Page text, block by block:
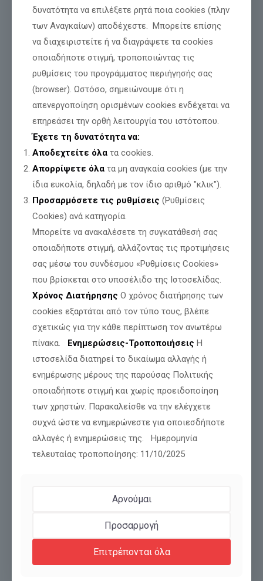
Η ΕΛΛΑΔΑ ΚΑΙΓΕΤΑΙ. Η ΩΡΑ ΤΗΣ ΠΟΛΙΤΙΚΗΣ
ΕΥΘΥΝΗΣ ΕΧΕΙ ΦΤΑΣΕΙ.
Διαβάστε περισσότερα
Αναμένεται η απόφαση για την χορήγηση
δυνατότητα να επιλέξετε ρητά ποια cookies (πλην
των Αναγκαίων) αποδέχεστε. Μπορείτε επίσης
να διαχειριστείτε ή να διαγράψετε τα cookies
οποιαδήποτε στιγμή, τροποποιώντας τις
ρυθμίσεις του προγράμματος περιήγησής σας
(browser). Ωστόσο, σημειώνουμε ότι η
απενεργοποίηση ορισμένων cookies ενδέχεται να
επηρεάσει την ορθή λειτουργία του ιστότοπου.
Έχετε τη δυνατότητα να:
Αποδεχτείτε όλα τα cookies.
Απορρίψετε όλα τα μη αναγκαία cookies (με την
ίδια ευκολία, δηλαδή με τον ίδιο αριθμό "κλικ").
Προσαρμόσετε τις ρυθμίσεις (Ρυθμίσεις
Cookies) ανά κατηγορία.
Μπορείτε να ανακαλέσετε τη συγκατάθεσή σας
οποιαδήποτε στιγμή, αλλάζοντας τις προτιμήσεις
σας μέσω του συνδέσμου «Ρυθμίσεις Cookies»
που βρίσκεται στο υποσέλιδο της Ιστοσελίδας.
Χρόνος Διατήρησης Ο χρόνος διατήρησης των
cookies εξαρτάται από τον τύπο τους, βλέπε
σχετικώς για την κάθε περίπτωση τον ανωτέρω
πίνακα. Ενημερώσεις-Τροποποιήσεις Η
ιστοσελίδα διατηρεί το δικαίωμα αλλαγής ή
ενημέρωσης μέρους της παρούσας Πολιτικής
οποιαδήποτε στιγμή και χωρίς προειδοποίηση
των χρηστών. Παρακαλείσθε να την ελέγχετε
συχνά ώστε να ενημερώνεστε για οποιεσδήποτε
αλλαγές ή ενημερώσεις της. Ημερομηνία
τελευταίας τροποποίησης: 11/10/2025
Αρνούμαι
Προσαρμογή
Επιτρέπονται όλα